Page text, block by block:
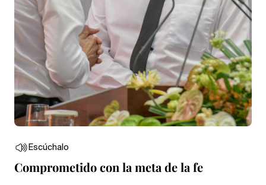
Escúchalo
Comprometido con la meta de la fe